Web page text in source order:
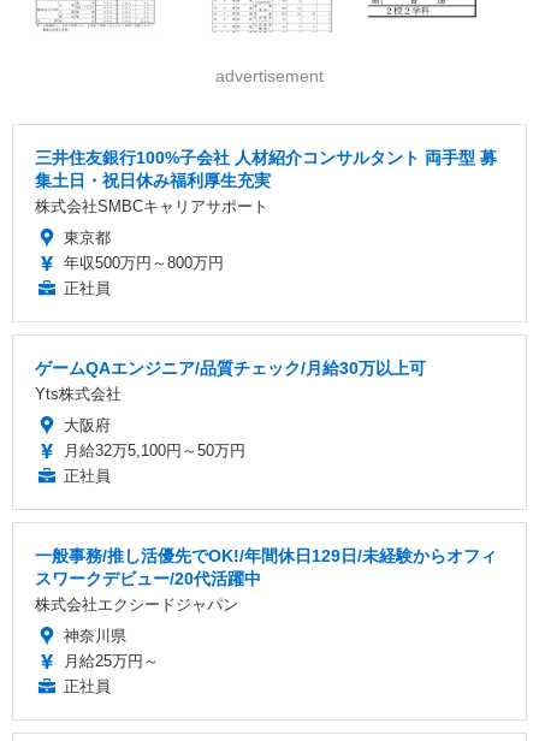
advertisement
三井住友銀行100%子会社 人材紹介コンサルタント 両手型 募
集土日・祝日休み福利厚生充実
株式会社SMBCキャリアサポート
東京都
年収500万円～800万円
正社員
ゲームQAエンジニア/品質チェック/月給30万以上可
Yts株式会社
大阪府
月給32万5,100円～50万円
正社員
一般事務/推し活優先でOK!/年間休日129日/未経験からオフィ
スワークデビュー/20代活躍中
株式会社エクシードジャパン
神奈川県
月給25万円～
正社員